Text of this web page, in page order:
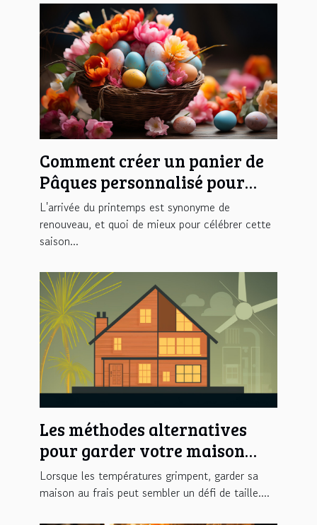
Comment créer un panier de
Pâques personnalisé pour
une chasse aux œufs
inoubliable
L'arrivée du printemps est synonyme de
renouveau, et quoi de mieux pour célébrer cette
saison...
Les méthodes alternatives
pour garder votre maison
fraîche
Lorsque les températures grimpent, garder sa
maison au frais peut sembler un défi de taille....